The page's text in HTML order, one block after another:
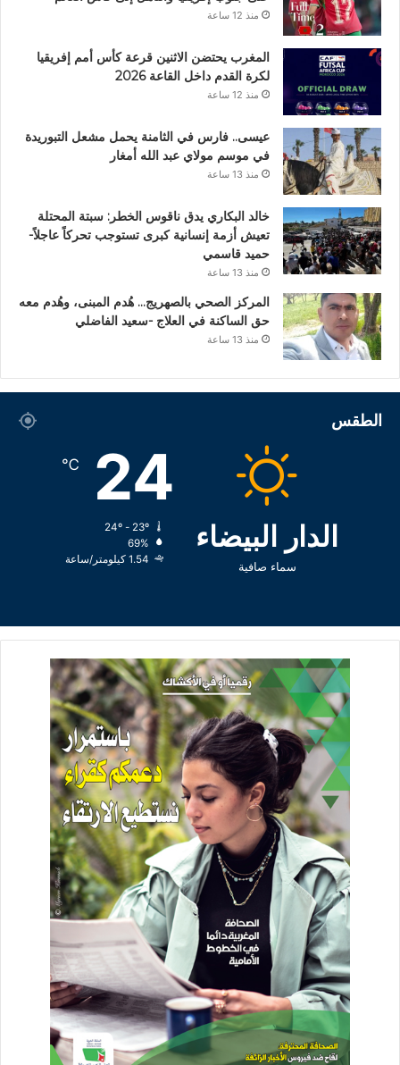
منذ 12 ساعة
المغرب يحتضن الاثنين قرعة كأس أمم إفريقيا
لكرة القدم داخل القاعة 2026
منذ 12 ساعة
عيسى.. فارس في الثامنة يحمل مشعل التبوريدة
في موسم مولاي عبد الله أمغار
منذ 13 ساعة
خالد البكاري يدق ناقوس الخطر: سبتة المحتلة
تعيش أزمة إنسانية كبرى تستوجب تحركاً عاجلاً-
حميد قاسمي
منذ 13 ساعة
المركز الصحي بالصهريج… هُدم المبنى، وهُدم معه
حق الساكنة في العلاج -سعيد الفاضلي
منذ 13 ساعة
الطقس
الدار البيضاء
سماء صافية
24
℃
69%
1.54 كيلومتر/ساعة